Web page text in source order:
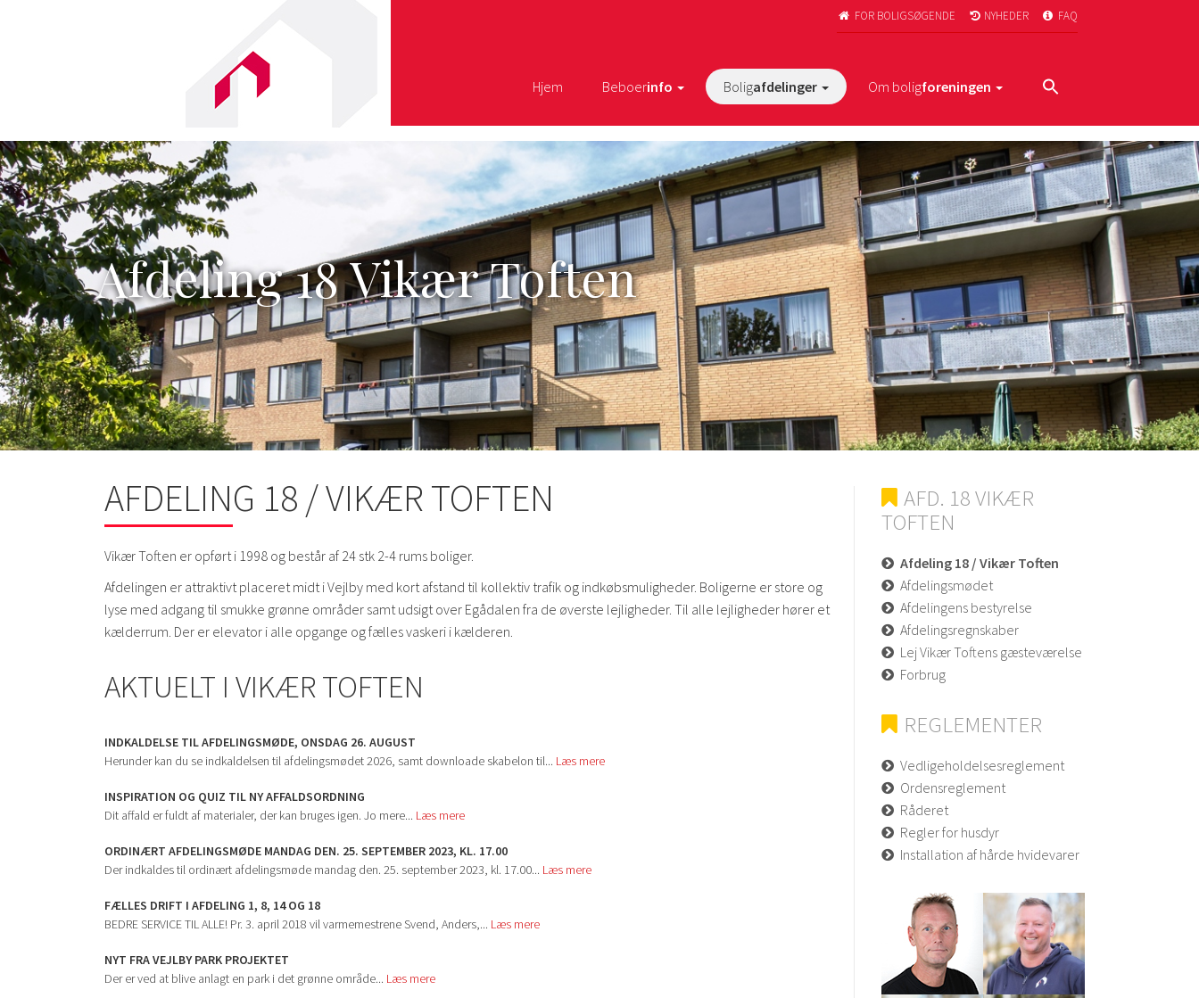
 FOR BOLIGSØGENDE  NYHEDER  FAQ
Hjem Beboerinfo Boligafdelinger Om boligforeningen
Afdeling 18 Vikær Toften
AFDELING 18 / VIKÆR TOFTEN
Vikær Toften er opført i 1998 og består af 24 stk 2-4 rums boliger.
Afdelingen er attraktivt placeret midt i Vejlby med kort afstand til kollektiv trafik og indkøbsmuligheder. Boligerne er store og
lyse med adgang til smukke grønne områder samt udsigt over Egådalen fra de øverste lejligheder. Til alle lejligheder hører et
kælderrum. Der er elevator i alle opgange og fælles vaskeri i kælderen.
AKTUELT I VIKÆR TOFTEN
INDKALDELSE TIL AFDELINGSMØDE, ONSDAG 26. AUGUST
Herunder kan du se indkaldelsen til afdelingsmødet 2026, samt downloade skabelon til... Læs mere
INSPIRATION OG QUIZ TIL NY AFFALDSORDNING
Dit affald er fuldt af materialer, der kan bruges igen. Jo mere... Læs mere
ORDINÆRT AFDELINGSMØDE MANDAG DEN. 25. SEPTEMBER 2023, KL. 17.00
Der indkaldes til ordinært afdelingsmøde mandag den. 25. september 2023, kl. 17.00... Læs mere
FÆLLES DRIFT I AFDELING 1, 8, 14 OG 18
BEDRE SERVICE TIL ALLE! Pr. 3. april 2018 vil varmemestrene Svend, Anders,... Læs mere
NYT FRA VEJLBY PARK PROJEKTET
Der er ved at blive anlagt en park i det grønne område... Læs mere
AFD. 18 VIKÆR
TOFTEN
Afdeling 18 / Vikær Toften
Afdelingsmødet
Afdelingens bestyrelse
Afdelingsregnskaber
Lej Vikær Toftens gæsteværelse
Forbrug
REGLEMENTER
Vedligeholdelsesreglement
Ordensreglement
Råderet
Regler for husdyr
Installation af hårde hvidevarer